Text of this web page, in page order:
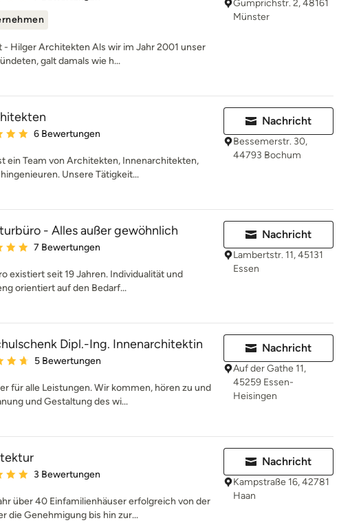
- Hilger Architekten Als wir im Jahr 2001 unser
galt damals wie h...
Gumprichstr. 2, 48161
Münster
Bewertung: 5 von 5 Sternen
6 Bewertungen
ein Team von Architekten, Innenarchitekten,
Unsere Tätigkeit...
Nachricht
Bessemerstr. 30,
44793 Bochum
- Alles außer gewöhnlich
Bewertung: 5 von 5 Sternen
7 Bewertungen
existiert seit 19 Jahren. Individualität und
orientiert auf den Bedarf...
Nachricht
Lambertstr. 11, 45131
Essen
Dipl.-Ing. Innenarchitektin
Bewertung: 4.8 von 5 Sternen
5 Bewertungen
für alle Leistungen. Wir kommen, hören zu und
und Gestaltung des wi...
Nachricht
Auf der Gathe 11,
45259 Essen-
Heisingen
Bewertung: 5 von 5 Sternen
3 Bewertungen
über 40 Einfamilienhäuser erfolgreich von der
die Genehmigung bis hin zur...
Nachricht
Kampstraße 16, 42781
Haan